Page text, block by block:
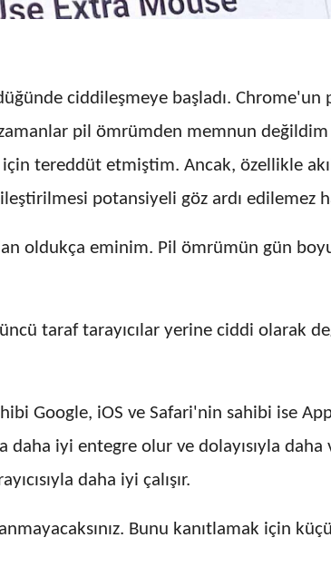
ciddileşmeye başladı. Chrome'un
pil ömrümden memnun
tereddüt etmiştim. Ancak, özellikle
potansiyeli göz ardı edilemez
oldukça eminim. Pil ömrümün gün
taraf tarayıcılar yerine ciddi olarak
Google, iOS ve Safari'nin sahibi ise
iyi entegre olur ve dolayısıyla daha
daha iyi çalışır.
Bunu kanıtlamak için